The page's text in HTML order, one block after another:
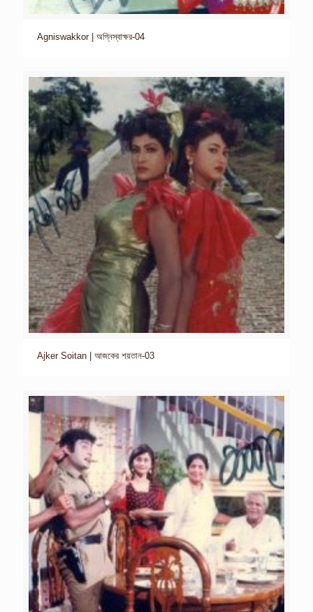
Agniswakkor | অগ্নিস্বাক্ষর-04
Ajker Soitan | আজকের শয়তান-03